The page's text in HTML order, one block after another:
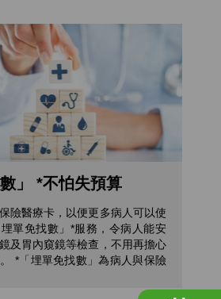
數」 *不怕失預算​
險醫療卡，以便更多病人可以使
單免找數」*服務，令病人能安
及胃內窺鏡等檢查，不用再擔心
*「埋單免找數」為病人與保險
關。請於接受醫療服務前向你的